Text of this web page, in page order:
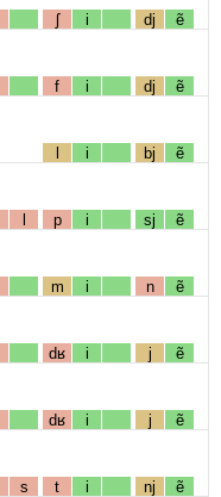
ʃ i dj ẽ
f i dj ẽ
l i bj ẽ
l p i sj ẽ
m i n ẽ
dʁ i j ẽ
dʁ i j ẽ
s t i nj ẽ